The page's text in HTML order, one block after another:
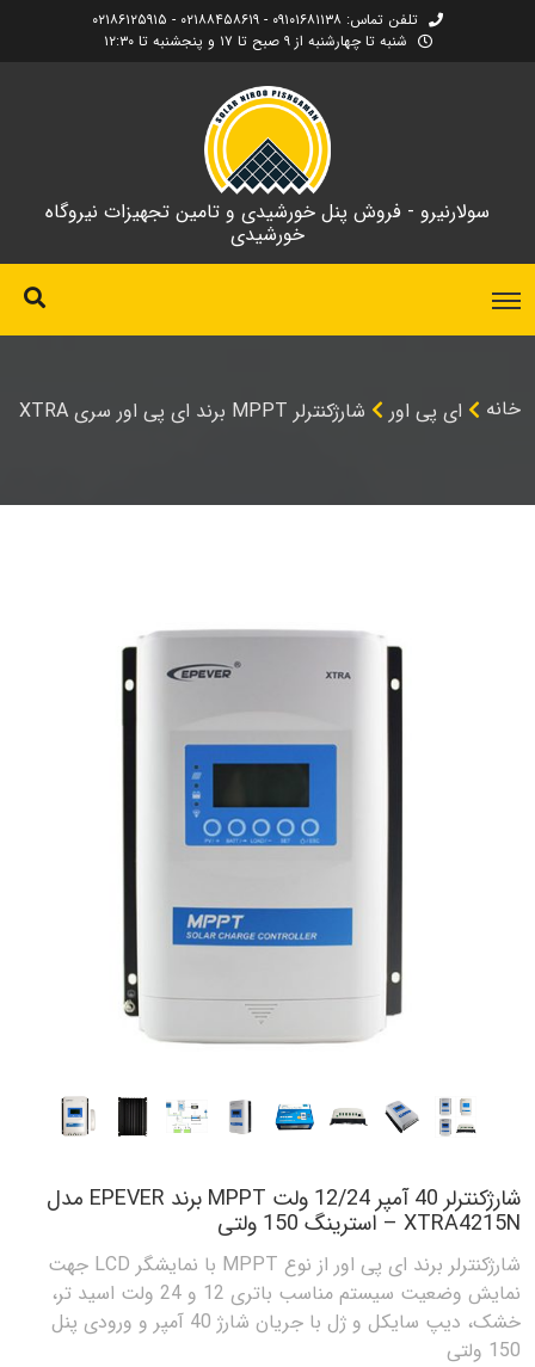
تلفن تماس: ۰۹۱۰۱۶۸۱۱۳۸ - ۰۲۱۸۸۴۵۸۶۱۹ - ۰۲۱۸۶۱۲۵۹۱۵
شنبه تا چهارشنبه از ۹ صبح تا ۱۷ و پنجشنبه تا ۱۲:۳۰
سولارنیرو - فروش پنل خورشیدی و تامین تجهیزات نیروگاه
خورشیدی
خانه ای پی اور شارژکنترلر MPPT برند ای پی اور سری XTRA
شارژکنترلر 40 آمپر 12/24 ولت MPPT برند EPEVER مدل
XTRA4215N – استرینگ 150 ولتی
شارژکنترلر برند ای پی اور از نوع MPPT با نمایشگر LCD جهت
نمایش وضعیت سیستم مناسب باتری 12 و 24 ولت اسید تر،
خشک، دیپ سایکل و ژل با جریان شارژ 40 آمپر و ورودی پنل
150 ولتی